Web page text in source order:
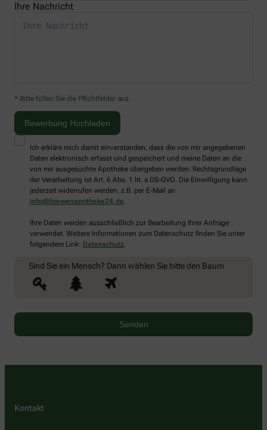
Ihre Nachricht
* Bitte füllen Sie die Pflichtfelder aus
Ich erkläre mich damit einverstanden, dass die von mir angegebenen
Daten elektronisch erfasst und gespeichert und meine Daten an die
von mir ausgesuchte Apotheke übergeben werden. Rechtsgrundlage
der Verarbeitung ist Art. 6 Abs. 1 lit. a DS-GVO. Die Einwilligung kann
jederzeit widerrufen werden, z.B. per E-Mail an
info@loewenapotheke24.de.
Ihre Daten werden ausschließlich zur Bearbeitung Ihrer Anfrage
verwendet. Weitere Informationen zum Datenschutz finden Sie unter
folgendem Link: Datenschutz.
Sind Sie ein Mensch? Dann wählen Sie bitteden Baum
Kontakt